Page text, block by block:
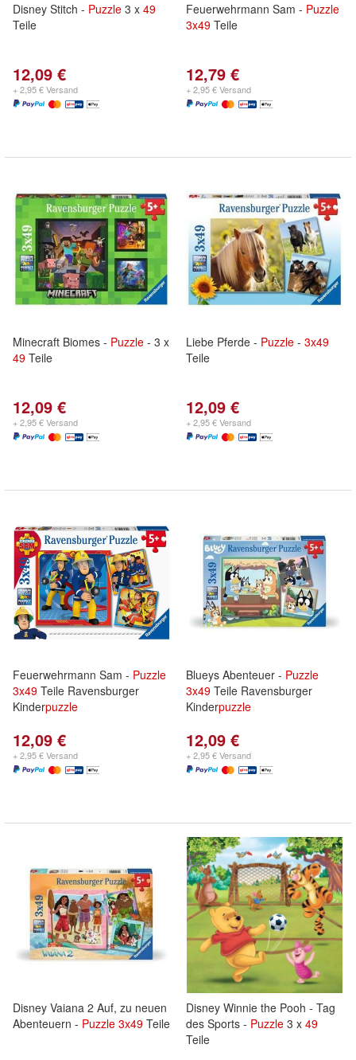
Disney Stitch - Puzzle 3 x 49
Teile
12,09 €
+ 2,95 € Versand
Feuerwehrmann Sam - Puzzle
3x49 Teile
12,79 €
+ 2,95 € Versand
Minecraft Biomes - Puzzle - 3 x
49 Teile
12,09 €
+ 2,95 € Versand
Liebe Pferde - Puzzle - 3x49
Teile
12,09 €
+ 2,95 € Versand
Feuerwehrmann Sam - Puzzle
3x49 Teile Ravensburger
Kinderpuzzle
12,09 €
+ 2,95 € Versand
Blueys Abenteuer - Puzzle
3x49 Teile Ravensburger
Kinderpuzzle
12,09 €
+ 2,95 € Versand
Disney Vaiana 2 Auf, zu neuen
Abenteuern - Puzzle 3x49 Teile
Disney Winnie the Pooh - Tag
des Sports - Puzzle 3 x 49
Teile